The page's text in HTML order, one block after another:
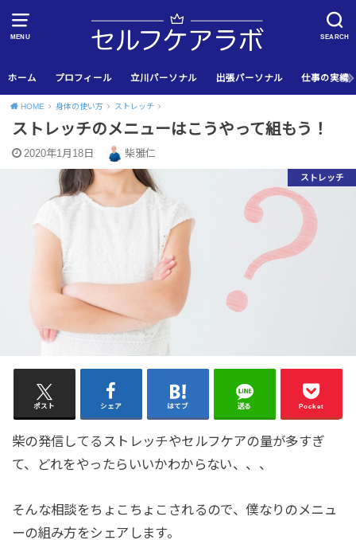
MENU SEARCH
ホーム プロフィール 立川パーソナル 出張パーソナル 仕事の実績
HOME 身体の使い方 ストレッチ
ストレッチのメニューはこうやって組もう！
2020年1月18日 柴雅仁
ストレッチ
ポスト シェア はてブ 送る Pocket
柴の発信してるストレッチやセルフケアの量が多すぎ
て、どれをやったらいいかわからない、、、
そんな相談をちょこちょこされるので、僕なりのメニュ
ーの組み方をシェアします。